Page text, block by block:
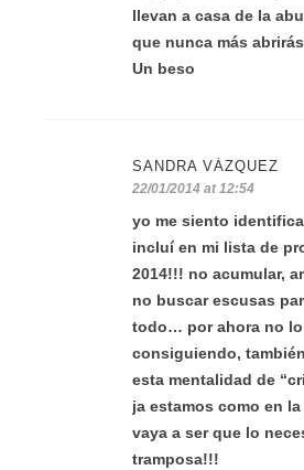
llevan a casa de la
que nunca más
Un beso
SANDRA VÁZQUEZ
22/01/2014 at 12:54
yo me siento
incluí en mi lista de
2014!!! no acumular,
no buscar escusas
todo… por ahora no
consiguiendo,
esta mentalidad de
ja estamos como en
vaya a ser que lo
tramposa!!!